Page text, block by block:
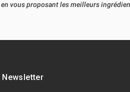
vous proposant les meilleurs
Newsletter